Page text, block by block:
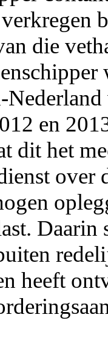
die
en
dit het
over
Daarin
heeft